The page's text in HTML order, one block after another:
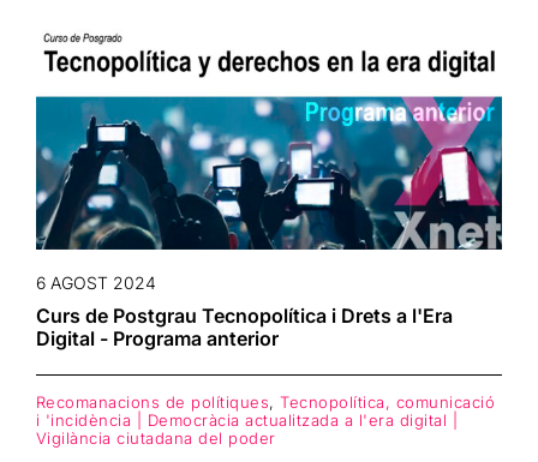
6 AGOST 2024
Curs de Postgrau Tecnopolítica i Drets a l'Era
Digital - Programa anterior
Recomanacions de polítiques,Tecnopolítica, comunicació
i 'incidència | Democràcia actualitzada a l'era digital |
Vigilància ciutadana del poder